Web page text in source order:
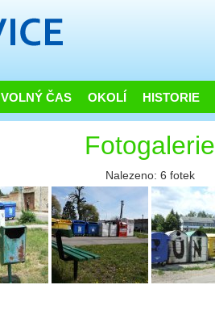
VOLNÝ ČAS OKOLÍ HISTORIE
Fotogalerie
Nalezeno: 6 fotek